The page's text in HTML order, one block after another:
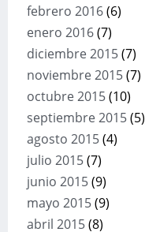
febrero 2016(6)
enero 2016(7)
diciembre 2015(7)
noviembre 2015(7)
octubre 2015(10)
septiembre 2015(5)
agosto 2015(4)
julio 2015(7)
junio 2015(9)
mayo 2015(9)
abril 2015(8)